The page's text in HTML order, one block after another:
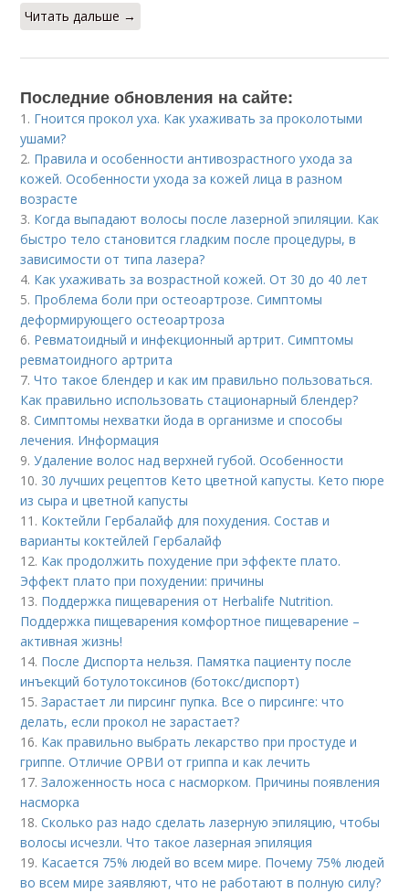
Читать дальше →
Последние обновления на сайте:
1. Гноится прокол уха. Как ухаживать за проколотыми
ушами?
2. Правила и особенности антивозрастного ухода за
кожей. Особенности ухода за кожей лица в разном
возрасте
3. Когда выпадают волосы после лазерной эпиляции. Как
быстро тело становится гладким после процедуры, в
зависимости от типа лазера?
4. Как ухаживать за возрастной кожей. От 30 до 40 лет
5. Проблема боли при остеоартрозе. Симптомы
деформирующего остеоартроза
6. Ревматоидный и инфекционный артрит. Симптомы
ревматоидного артрита
7.Что такое блендер и как им правильно пользоваться.
Как правильно использовать стационарный блендер?
8.Симптомы нехватки йода в организме и способы
лечения. Информация
9.Удаление волос над верхней губой. Особенности
10. 30 лучших рецептов Кето цветной капусты. Кето пюре
из сыра и цветной капусты
11. Коктейли Гербалайф для похудения. Состав и
варианты коктейлей Гербалайф
12. Как продолжить похудение при эффекте плато.
Эффект плато при похудении: причины
13. Поддержка пищеварения от Herbalife Nutrition.
Поддержка пищеварения комфортное пищеварение –
активная жизнь!
14. После Диспорта нельзя. Памятка пациенту после
инъекций ботулотоксинов (ботокс/диспорт)
15.Зарастает ли пирсинг пупка. Все о пирсинге: что
делать, если прокол не зарастает?
16. Как правильно выбрать лекарство при простуде и
гриппе. Отличие ОРВИ от гриппа и как лечить
17.Заложенность носа с насморком. Причины появления
насморка
18.Сколько раз надо сделать лазерную эпиляцию, чтобы
волосы исчезли. Что такое лазерная эпиляция
19. Касается 75% людей во всем мире. Почему 75% людей
во всем мире заявляют, что не работают в полную силу?